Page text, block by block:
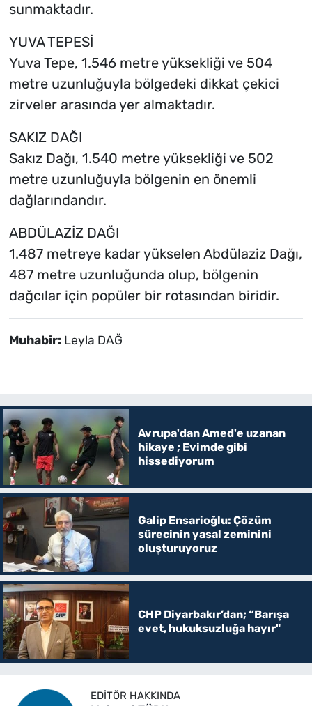
sunmaktadır.
YUVA TEPESİ
Yuva Tepe, 1.546 metre yüksekliği ve 504
metre uzunluğuyla bölgedeki dikkat çekici
zirveler arasında yer almaktadır.
SAKIZ DAĞI
Sakız Dağı, 1.540 metre yüksekliği ve 502
metre uzunluğuyla bölgenin en önemli
dağlarındandır.
ABDÜLAZİZ DAĞI
1.487 metreye kadar yükselen Abdülaziz Dağı,
487 metre uzunluğunda olup, bölgenin
dağcılar için popüler bir rotasından biridir.
Muhabir: Leyla DAĞ
Avrupa'dan Amed'e uzanan
hikaye ; Evimde gibi
hissediyorum
Galip Ensarioğlu: Çözüm
sürecinin yasal zeminini
oluşturuyoruz
CHP Diyarbakır’dan; “Barışa
evet, hukuksuzluğa hayır"
EDITÖR HAKKINDA